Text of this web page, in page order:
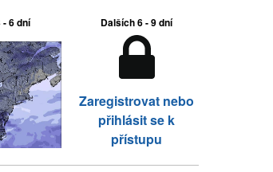
- 6 dní Dalších 6 - 9 dní
Zaregistrovat nebo
přihlásit se k
přístupu